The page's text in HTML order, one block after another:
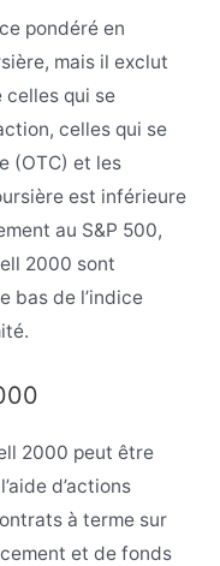
pondéré en
mais il exclut
qui se
celles qui se
(OTC) et les
est inférieure
au S&P 500,
2000 sont
bas de l’indice
2000 peut être
d’actions
à terme sur
et de fonds